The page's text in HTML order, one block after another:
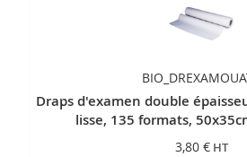
Draps d'examen double
lisse, 135 formats,
3,80 €